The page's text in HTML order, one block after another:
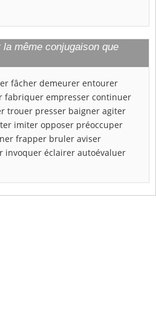
même conjugaison que
fâcher demeurer entourer
fabriquer empresser continuer
trouer presser baigner agiter
imiter opposer préoccuper
frapper bruler aviser
invoquer éclairer autoévaluer